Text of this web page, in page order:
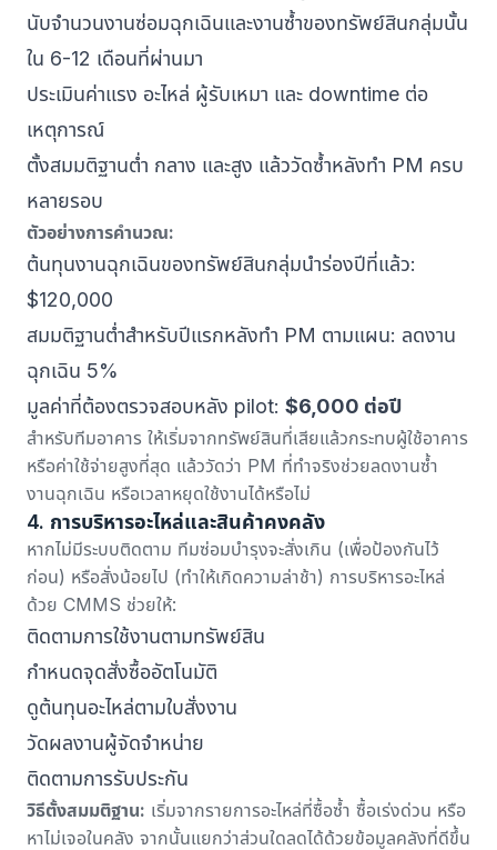
นับจำนวนงานซ่อมฉุกเฉินและงานซ้ำของทรัพย์สินกลุ่มนั้น
ใน 6-12 เดือนที่ผ่านมา
ประเมินค่าแรง อะไหล่ ผู้รับเหมา และ downtime ต่อ
เหตุการณ์
ตั้งสมมติฐานต่ำ กลาง และสูง แล้ววัดซ้ำหลังทำ PM ครบ
หลายรอบ
ตัวอย่างการคำนวณ:
ต้นทุนงานฉุกเฉินของทรัพย์สินกลุ่มนำร่องปีที่แล้ว:
$120,000
สมมติฐานต่ำสำหรับปีแรกหลังทำ PM ตามแผน: ลดงาน
ฉุกเฉิน 5%
มูลค่าที่ต้องตรวจสอบหลัง pilot: $6,000 ต่อปี
สำหรับทีมอาคาร ให้เริ่มจากทรัพย์สินที่เสียแล้วกระทบผู้ใช้อาคาร
หรือค่าใช้จ่ายสูงที่สุด แล้ววัดว่า PM ที่ทำจริงช่วยลดงานซ้ำ
งานฉุกเฉิน หรือเวลาหยุดใช้งานได้หรือไม่
4. การบริหารอะไหล่และสินค้าคงคลัง
หากไม่มีระบบติดตาม ทีมซ่อมบำรุงจะสั่งเกิน (เพื่อป้องกันไว้
ก่อน) หรือสั่งน้อยไป (ทำให้เกิดความล่าช้า) การบริหารอะไหล่
ด้วย CMMS ช่วยให้:
ติดตามการใช้งานตามทรัพย์สิน
กำหนดจุดสั่งซื้ออัตโนมัติ
ดูต้นทุนอะไหล่ตามใบสั่งงาน
วัดผลงานผู้จัดจำหน่าย
ติดตามการรับประกัน
วิธีตั้งสมมติฐาน: เริ่มจากรายการอะไหล่ที่ซื้อซ้ำ ซื้อเร่งด่วน หรือ
หาไม่เจอในคลัง จากนั้นแยกว่าส่วนใดลดได้ด้วยข้อมูลคลังที่ดีขึ้น